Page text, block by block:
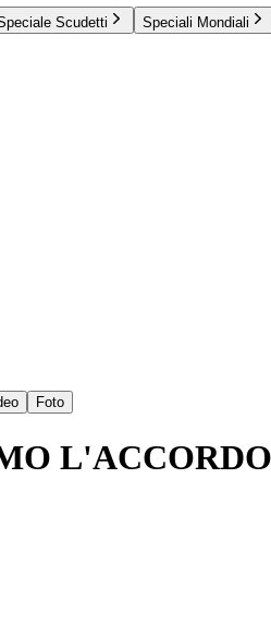
Scudetti Speciali Mondiali
Foto